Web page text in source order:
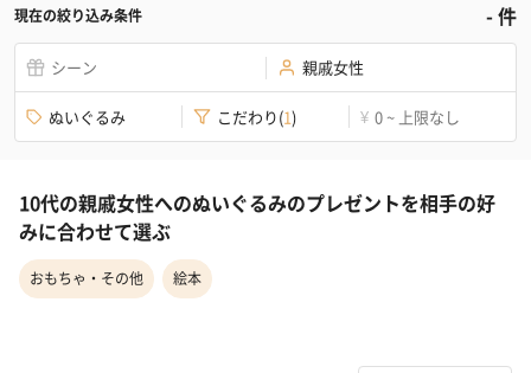
現在の絞り込み条件 -件
シーン 親戚女性
ぬいぐるみ こだわり(1) ¥ 0 ~ 上限なし
10代の親戚女性へのぬいぐるみのプレゼントを相手の好
みに合わせて選ぶ
おもちゃ・その他 絵本